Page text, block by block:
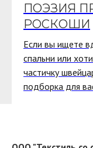
ПОЭЗИЯ
РОСКОШИ
Если вы ищете
спальни или
частичку
подборка для